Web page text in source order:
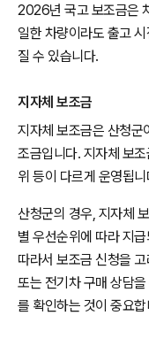
2026년 국고 보조금은
일한 차량이라도 출고
질 수 있습니다.
지자체 보조금
지자체 보조금은 산청군
조금입니다. 지자체 보
위 등이 다르게 운영됩니
산청군의 경우, 지자체
별 우선순위에 따라 지급
따라서 보조금 신청을
또는 전기차 구매 상담
를 확인하는 것이 중요합